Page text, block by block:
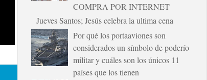
COMPRA POR INTERNET
Jueves Santos; Jesús celebra la ultima cena
Por qué los portaaviones son
considerados un símbolo de poderío
militar y cuáles son los únicos 11
países que los tienen